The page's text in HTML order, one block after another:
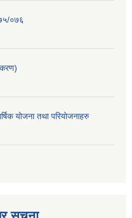
०७६
योजना तथा परियोजनाहरु